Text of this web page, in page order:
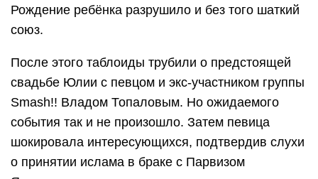
Рождение ребёнка разрушило и без того шаткий
союз.
После этого таблоиды трубили о предстоящей
свадьбе Юлии с певцом и экс-участником группы
Smash!! Владом Топаловым. Но ожидаемого
события так и не произошло. Затем певица
шокировала интересующихся, подтвердив слухи
о принятии ислама в браке с Парвизом